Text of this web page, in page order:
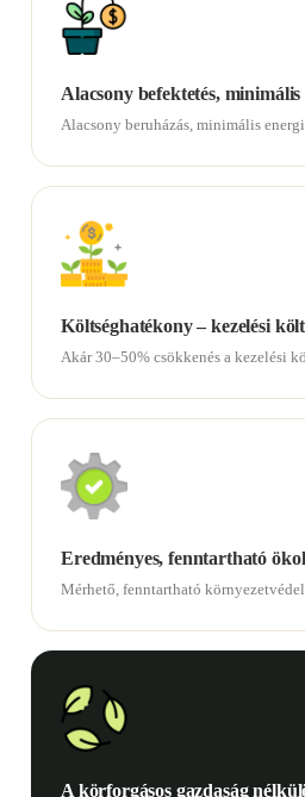
Alacsony befektetés, minimális
Alacsony beruházás, minimális
Költséghatékony – kezelési
Akár 30–50% csökkenés a kezelési
Eredményes, fenntartható
Mérhető, fenntartható
A körforgásos gazdaság